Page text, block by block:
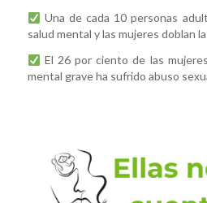
Una de cada 10 personas
salud mental y las mujeres doblan
El 26 por ciento de las
mental grave ha sufrido abuso